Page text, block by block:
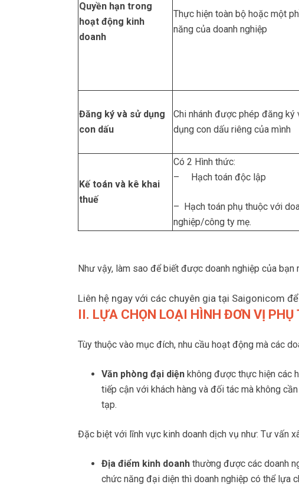
Quyền hạn trong
hoạt động kinh
doanh
Thực hiện toàn bộ hoặc một
năng của doanh nghiệp
Đăng ký và sử dụng
con dấu
Chi nhánh được phép đăng ký
dụng con dấu riêng của mình
Kế toán và kê khai
thuế
Có 2 Hình thức:
– Hạch toán độc lập
– Hạch toán phụ thuộc với
nghiệp/công ty mẹ.
Như vậy, làm sao để biết được doanh nghiệp của bạn
Liên hệ ngay với các chuyên gia tại Saigonicom
II. LỰA CHỌN LOẠI HÌNH ĐƠN VỊ PHỤ
Tùy thuộc vào mục đích, nhu cầu hoạt động mà các
Văn phòng đại diện không được thực hiện các
tiếp cận với khách hàng và đối tác mà không
tạp.
Đặc biệt với lĩnh vực kinh doanh dịch vụ như: Tư vấn
Địa điểm kinh doanh thường được các doanh
chức năng đại diện thì doanh nghiệp có thể lựa